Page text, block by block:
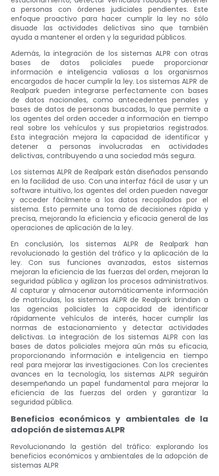
a personas con órdenes judiciales pendientes. Este
enfoque proactivo para hacer cumplir la ley no sólo
disuade las actividades delictivas sino que también
ayuda a mantener el orden y la seguridad públicos.
Además, la integración de los sistemas ALPR con otras
bases de datos policiales puede proporcionar
información e inteligencia valiosas a los organismos
encargados de hacer cumplir la ley. Los sistemas ALPR de
Realpark pueden integrarse perfectamente con bases
de datos nacionales, como antecedentes penales y
bases de datos de personas buscadas, lo que permite a
los agentes del orden acceder a información en tiempo
real sobre los vehículos y sus propietarios registrados.
Esta integración mejora la capacidad de identificar y
detener a personas involucradas en actividades
delictivas, contribuyendo a una sociedad más segura.
Los sistemas ALPR de Realpark están diseñados pensando
en la facilidad de uso. Con una interfaz fácil de usar y un
software intuitivo, los agentes del orden pueden navegar
y acceder fácilmente a los datos recopilados por el
sistema. Esto permite una toma de decisiones rápida y
precisa, mejorando la eficiencia y eficacia general de las
operaciones de aplicación de la ley.
En conclusión, los sistemas ALPR de Realpark han
revolucionado la gestión del tráfico y la aplicación de la
ley. Con sus funciones avanzadas, estos sistemas
mejoran la eficiencia de las fuerzas del orden, mejoran la
seguridad pública y agilizan los procesos administrativos.
Al capturar y almacenar automáticamente información
de matrículas, los sistemas ALPR de Realpark brindan a
las agencias policiales la capacidad de identificar
rápidamente vehículos de interés, hacer cumplir las
normas de estacionamiento y detectar actividades
delictivas. La integración de los sistemas ALPR con las
bases de datos policiales mejora aún más su eficacia,
proporcionando información e inteligencia en tiempo
real para mejorar las investigaciones. Con los crecientes
avances en la tecnología, los sistemas ALPR seguirán
desempeñando un papel fundamental para mejorar la
eficiencia de las fuerzas del orden y garantizar la
seguridad pública.
Beneficios económicos y ambientales de la
adopción de sistemas ALPR
Revolucionando la gestión del tráfico: explorando los
beneficios económicos y ambientales de la adopción de
sistemas ALPR